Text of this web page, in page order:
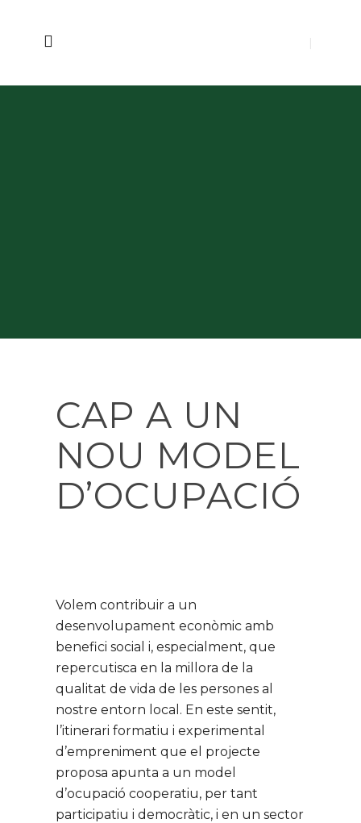
CAP A UN
NOU MODEL
D’OCUPACIÓ
Volem contribuir a un
desenvolupament econòmic amb
benefici social i, especialment, que
repercutisca en la millora de la
qualitat de vida de les persones al
nostre entorn local. En este sentit,
l’itinerari formatiu i experimental
d’empreniment que el projecte
proposa apunta a un model
d’ocupació cooperatiu, per tant
participatiu i democràtic, i en un sector